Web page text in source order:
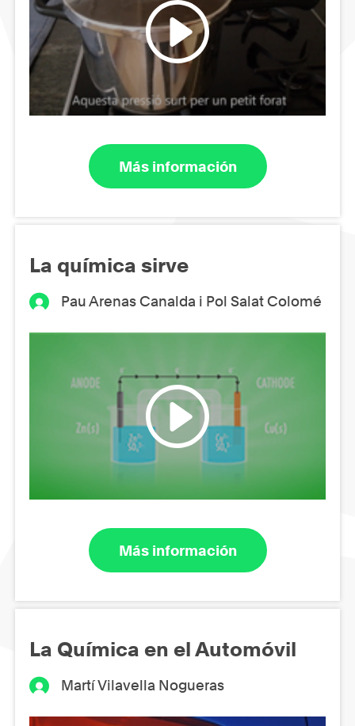
Más información
La química sirve
Pau Arenas Canalda i Pol Salat Colomé
Más información
La Química en el Automóvil
Martí Vilavella Nogueras